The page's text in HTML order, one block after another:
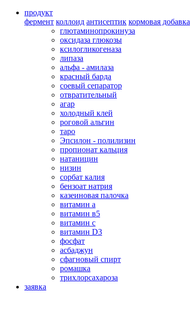
продукт
фермент коллоид антисептик кормовая добавка
глютаминопрокинуза
оксидаза глюкозы
ксилогликогеназа
липаза
альфа - амилаза
красный барда
соевый сепаратор
отвратительный
агар
холодный клей
роговой альгин
таро
Эпсилон - полилизин
пропионат кальция
натаницин
низин
сорбат калия
бензоат натрия
казеиновая палочка
витамин а
витамин в5
витамин с
витамин D3
фосфат
асбаджун
сфагновый спирт
ромашка
трихлорсахароза
заявка